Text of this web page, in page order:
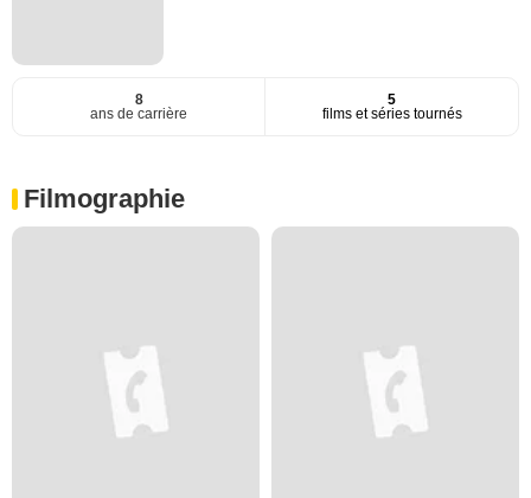
8
ans de carrière
5
films et séries tournés
Filmographie